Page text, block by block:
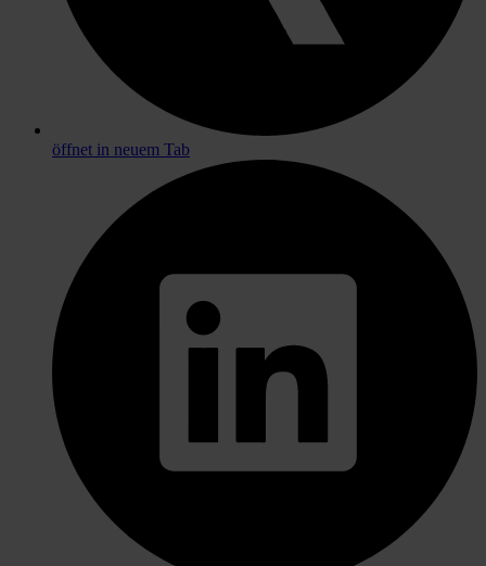
öffnet in neuem Tab